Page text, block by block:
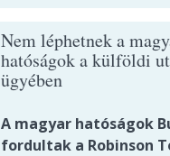
Nem léphetnek a
hatóságok a külföldi
ügyében
A magyar hatóságok
fordultak a Robinson